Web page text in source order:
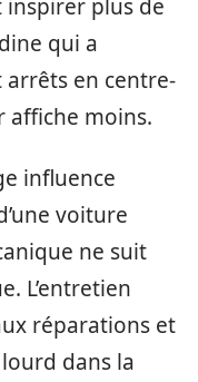
inspirer plus de
qui a
arrêts en centre-
affiche moins.
influence
voiture
ne suit
L’entretien
réparations et
dans la